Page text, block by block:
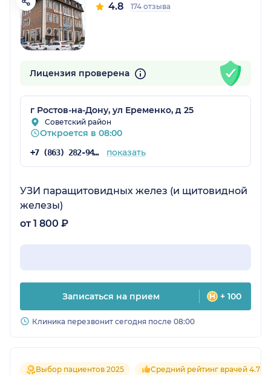
4.8 174 отзыва
Лицензия проверена
г Ростов-на-Дону, ул Еременко, д 25
Советский район
Откроется в 08:00
+7 (863) 282-94-42 показать
УЗИ паращитовидных желез (и щитовидной
железы)
от 1 800 ₽
Записаться на прием + 100
Клиника перезвонит сегодня после 08:00
Выбор пациентов 2025 Средний рейтинг врачей 4.7